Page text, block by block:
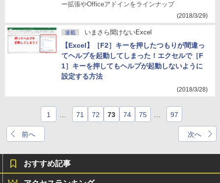
ー拡張やOfficeアドインをラインナップ
(2018/3/29)
連載 いまさら聞けないExcel
【Excel】［F2］キーを押したつもりが間違っ
てヘルプを起動してしまった！エクセルで［F
1］キーを押してもヘルプが起動しないように
設定する方法
(2018/3/28)
前へ
1 71 72 73 74 75 97
次へ
おすすめ記事